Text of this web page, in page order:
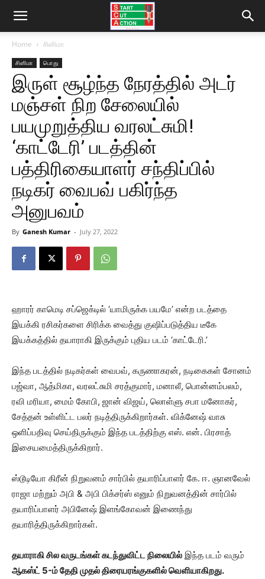
Home சினிமா
சினிமா பொது
இருள் சூழ்ந்த நேரத்தில் அடர்
மஞ்சள் நிற சேலையில்
பயமுறுத்திய வரலட்சுமி!
‘காட்டேரி’ படத்தின்
பத்திரிகையாளர் சந்திப்பில்
நடிகர் வைபவ் பகிர்ந்த
அனுபவம்
By Ganesh Kumar - July 27, 2022
ஹாரர் காமெடி சப்ஜெக்டில் ‘யாமிருக்க பயமே’ என்ற படத்தை
இயக்கி ரசிகர்களை சிரிக்க வைத்து குஷிப்படுத்திய டீகே
இயக்கத்தில் தயாராகி இருக்கும் புதிய படம் ‘காட்டேரி.’
இந்த படத்தில் நடிகர்கள் வைபவ், கருணாகரன், நடிகைகள் சோனம்
பஜ்வா, ஆத்மிகா, வரலட்சுமி சரத்குமார், மனாலீ, பொன்னம்பலம்,
ரவி மரியா, மைம் கோபி, ஜான் விஜய், லொள்ளு சபா மனோகர்,
சேத்தன் உள்ளிட்ட பலர் நடித்திருக்கிறார்கள். விக்னேஷ் வாசு
ஒளிப்பதிவு செய்திருக்கும் இந்த படத்திற்கு எஸ். என். பிரசாத்
இசையமைத்திருக்கிறார்.
ஸ்டூடியோ கிரீன் நிறுவனம் சார்பில் தயாரிப்பாளர் கே. ஈ. ஞானவேல்
ராஜா மற்றும் அபி & அபி பிக்சர்ஸ் எனும் நிறுவனத்தின் சார்பில்
தயாரிப்பாளர் அபினேஷ் இளங்கோவன் இணைந்து
தயாரித்திருக்கிறார்கள்.
தயாராகி சில வருடங்கள் கடந்துவிட்ட நிலையில் இந்த படம் வரும்
ஆகஸ்ட் 5-ம் தேதி முதல் திரையரங்குகளில் வெளியாகிறது.